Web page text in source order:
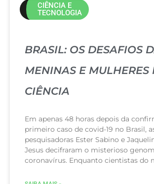
CIÊNCIA E
TECNOLOGIA
BRASIL: OS DESAFIOS
MENINAS E MULHERES
CIÊNCIA
Em apenas 48 horas depois da
primeiro caso de covid-19 no Brasil,
pesquisadoras Ester Sabino e
Jesus decifraram o misterioso
coronavírus. Enquanto cientistas do